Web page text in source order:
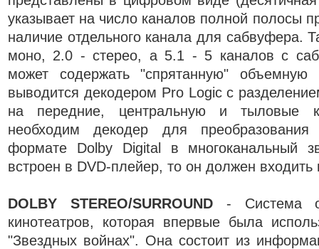
указывает на число каналов полной полосы
наличие отдельного канала для сабвуфера.
моно, 2.0 - стерео, а 5.1 - 5 каналов с
может содержать "спрятанную" объемную
выводится декодером Pro Logic с
на передние, центральную и тыловые
необходим декодер для
формате Dolby Digital в многоканальный
встроен в DVD-плейер, то он должен входить
DOLBY STEREO/SURROUND- Система
кинотеатров, которая впервые была
"Звездных войнах". Она состоит из